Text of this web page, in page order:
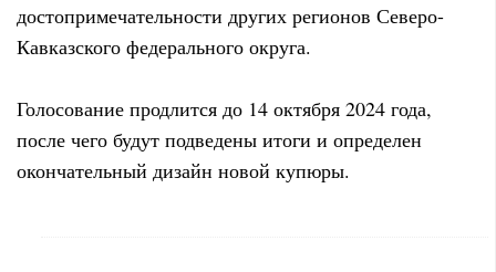
достопримечательности других регионов Северо-
Кавказского федерального округа.
Голосование продлится до 14 октября 2024 года,
после чего будут подведены итоги и определен
окончательный дизайн новой купюры.